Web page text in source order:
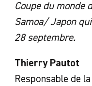
Coupe du monde
Samoa/ Japon
28 septembre.
Thierry Pautot
Responsable de